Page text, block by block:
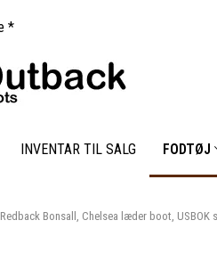
INVENTAR TIL SALG FODTØJ
Redback Bonsall, Chelsea læder boot,